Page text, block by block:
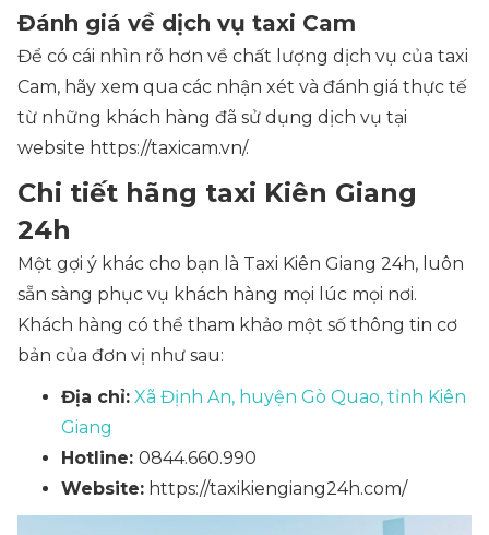
Đánh giá về dịch vụ taxi Cam
Để có cái nhìn rõ hơn về chất lượng dịch vụ của taxi
Cam, hãy xem qua các nhận xét và đánh giá thực tế
từ những khách hàng đã sử dụng dịch vụ tại
website https://taxicam.vn/.
Chi tiết hãng taxi Kiên Giang
24h
Một gợi ý khác cho bạn là Taxi Kiên Giang 24h, luôn
sẵn sàng phục vụ khách hàng mọi lúc mọi nơi.
Khách hàng có thể tham khảo một số thông tin cơ
bản của đơn vị như sau:
Địa chỉ: Xã Định An, huyện Gò Quao, tỉnh Kiên
Giang
Hotline: 0844.660.990
Website: https://taxikiengiang24h.com/